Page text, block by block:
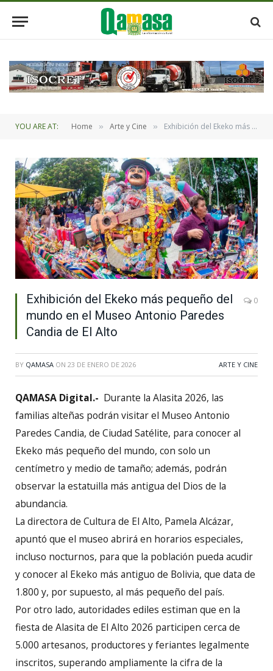
YOU ARE AT: Home » Arte y Cine » Exhibición del Ekeko más pequeño del mundo en el Museo Antonio Paredes Candia de El Alto
Exhibición del Ekeko más pequeño del
mundo en el Museo Antonio Paredes
Candia de El Alto
0
BY QAMASA ON 23 DE ENERO DE 2026 ARTE Y CINE
QAMASA Digital.- Durante la Alasita 2026, las
familias alteñas podrán visitar el Museo Antonio
Paredes Candia, de Ciudad Satélite, para conocer al
Ekeko más pequeño del mundo, con solo un
centímetro y medio de tamaño; además, podrán
observar la estatuilla más antigua del Dios de la
abundancia.
La directora de Cultura de El Alto, Pamela Alcázar,
apuntó que el museo abrirá en horarios especiales,
incluso nocturnos, para que la población pueda acudir
y conocer al Ekeko más antiguo de Bolivia, que data de
1.800 y, por supuesto, al más pequeño del país.
Por otro lado, autoridades ediles estiman que en la
fiesta de Alasita de El Alto 2026 participen cerca de
5.000 artesanos, productores y feriantes legalmente
inscritos, superando ampliamente la cifra de la